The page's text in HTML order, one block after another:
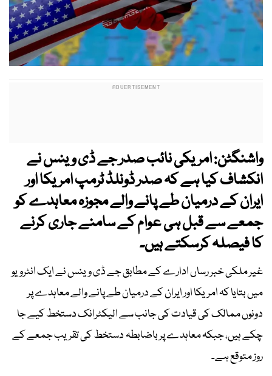
واشنگٹن: امریکی نائب صدر جے ڈی وینس نے
انکشاف کیا ہے کہ صدر ڈونلڈ ٹرمپ امریکا اور
ایران کے درمیان طے پانے والے مجوزہ معاہدے کو
جمعے سے قبل ہی عوام کے سامنے جاری کرنے
کا فیصلہ کرسکتے ہیں۔
غیر ملکی خبر رساں ادارے کے مطابق جے ڈی وینس نے ایک انٹرویو
میں بتایا کہ امریکا اور ایران کے درمیان طے پانے والے معاہدے پر
دونوں ممالک کی قیادت کی جانب سے الیکٹرانک دستخط کیے جا
چکے ہیں، جبکہ معاہدے پر باضابطہ دستخط کی تقریب جمعے کے
روز متوقع ہے۔